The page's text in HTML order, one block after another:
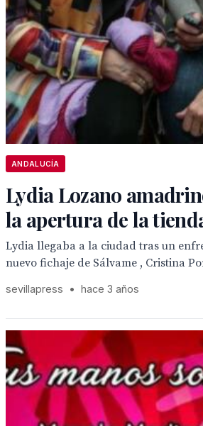
ANDALUCÍA
Lydia Lozano
la apertura de la
Lydia llegaba a la ciudad tras un
nuevo fichaje de Sálvame , Cristina
sevillapress • hace 3 años